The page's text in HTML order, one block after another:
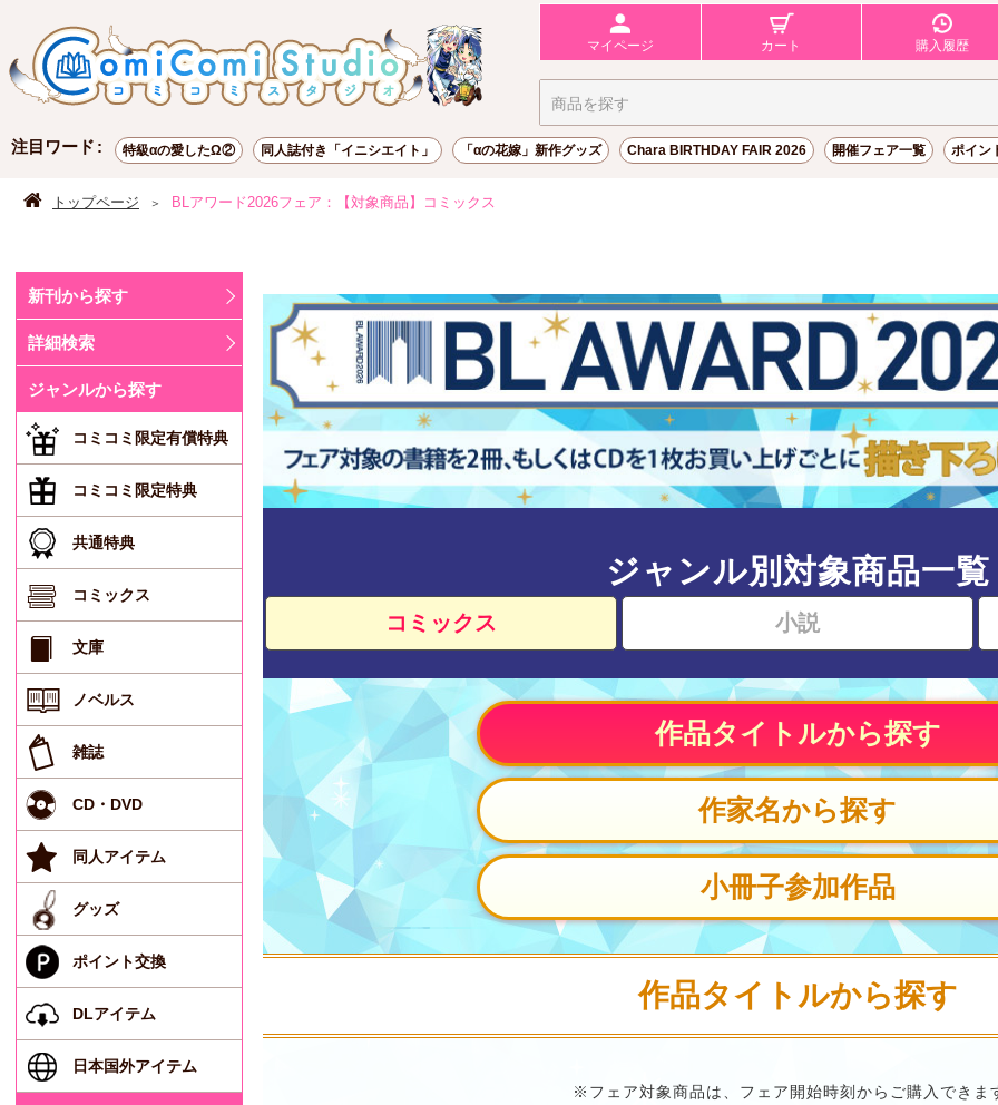
マイページ カート 購入履歴
注目ワード 特級αの愛したΩ② 同人誌付き「イニシエイト」 「αの花嫁」新作グッズ Chara BIRTHDAY FAIR 2026 開催フェア一覧 ポイン
トップページ BLアワード2026フェア：【対象商品】コミックス
ジャンル別対象商品一覧
コミックス 小説
作品タイトルから探す
作家名から探す
小冊子参加作品
作品タイトルから探す
※フェア対象商品は、フェア開始時刻からご購入できま
新刊から探す
詳細検索
ジャンルから探す
コミコミ限定有償特典
コミコミ限定特典
共通特典
コミックス
文庫
ノベルス
雑誌
CD・DVD
同人アイテム
グッズ
ポイント交換
DLアイテム
日本国外アイテム